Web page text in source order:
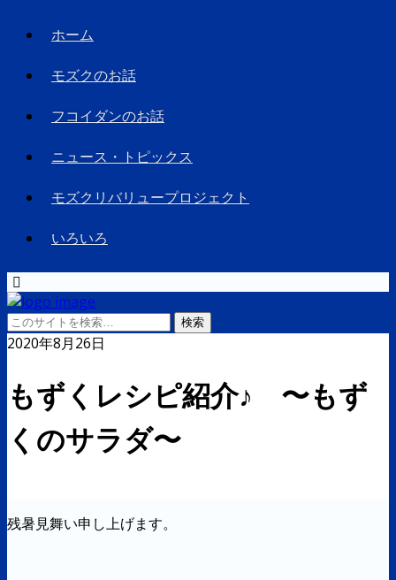
ホーム
モズクのお話
フコイダンのお話
ニュース・トピックス
モズクリバリュープロジェクト
いろいろ
2020年8月26日
もずくレシピ紹介♪ 〜もず
くのサラダ〜
残暑見舞い申し上げます。